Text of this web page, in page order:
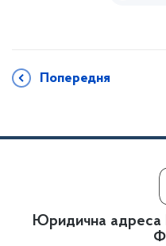
Попередня
Юридична адреса